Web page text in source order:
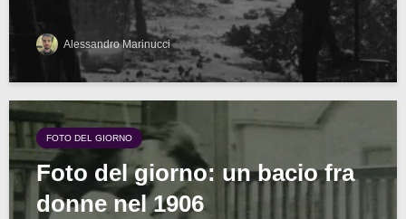
Alessandro Marinucci
FOTO DEL GIORNO
Foto del giorno: un bacio fra
donne nel 1906